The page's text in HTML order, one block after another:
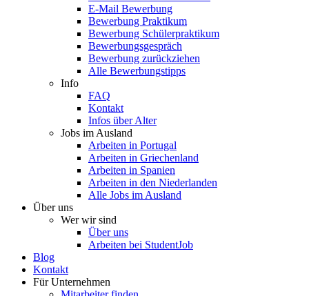
E-Mail Bewerbung
Bewerbung Praktikum
Bewerbung Schülerpraktikum
Bewerbungsgespräch
Bewerbung zurückziehen
Alle Bewerbungstipps
Info
FAQ
Kontakt
Infos über Alter
Jobs im Ausland
Arbeiten in Portugal
Arbeiten in Griechenland
Arbeiten in Spanien
Arbeiten in den Niederlanden
Alle Jobs im Ausland
Über uns
Wer wir sind
Über uns
Arbeiten bei StudentJob
Blog
Kontakt
Für Unternehmen